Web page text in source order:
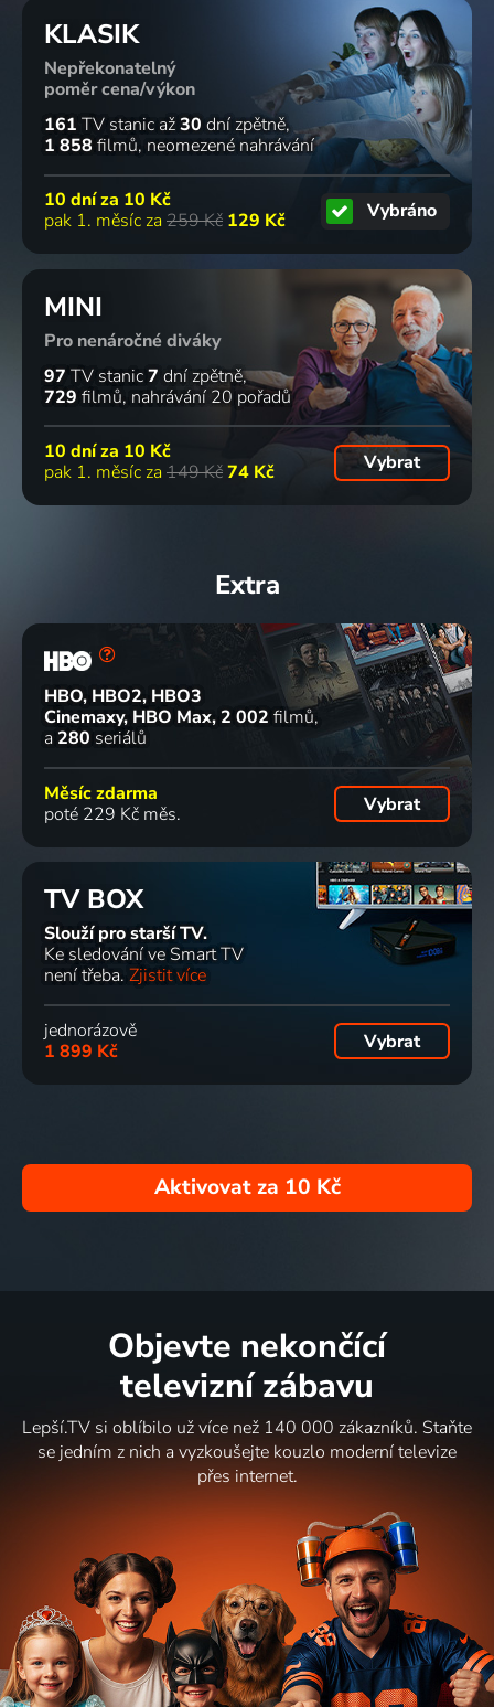
KLASIK
Nepřekonatelný
poměr cena/výkon
161 TV stanic až30 dní zpětně
1 858 filmů neomezené nahrávání
10 dní za 10 Kč
pak 1. měsíc za 259 Kč 129 Kč Vybráno
MINI
Pro nenáročné diváky
97 TV stanic7 dní zpětně
729 filmů nahrávání 20 pořadů
10 dní za 10 Kč
pak 1. měsíc za 149 Kč74 Kč Vybrat
Extra
HBO, HBO2, HBO3
Cinemaxy, HBO Max 2 002 filmů
a 280 seriálů
Měsíc zdarma
poté 229 Kč měs.
Vybrat
TV BOX
Slouží pro starší TV.
Ke sledování ve Smart TV
není třeba. Zjistit více
jednorázově
1 899 Kč
Vybrat
Aktivovat za 10 Kč
Objevte nekončící
televizní zábavu
Lepší.TV si oblíbilo už více než 140 000 zákazníků. Staňte
se jedním z nich a vyzkoušejte kouzlo moderní televize
přes internet.